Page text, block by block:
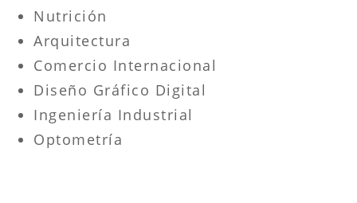
Nutrición
Arquitectura
Comercio Internacional
Diseño Gráfico Digital
Ingeniería Industrial
Optometría